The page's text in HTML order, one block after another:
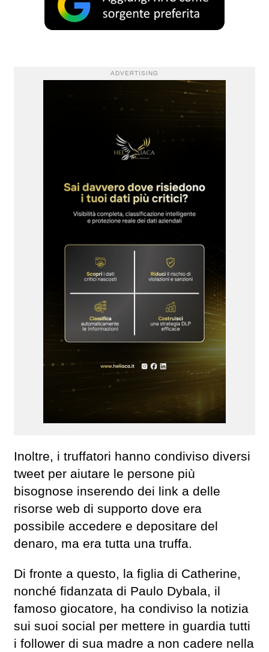
ADVERTISING
Inoltre, i truffatori hanno condiviso diversi
tweet per aiutare le persone più
bisognose inserendo dei link a delle
risorse web di supporto dove era
possibile accedere e depositare del
denaro, ma era tutta una truffa.
Di fronte a questo, la figlia di Catherine,
nonché fidanzata di Paulo Dybala, il
famoso giocatore, ha condiviso la notizia
sui suoi social per mettere in guardia tutti
i follower di sua madre a non cadere nella